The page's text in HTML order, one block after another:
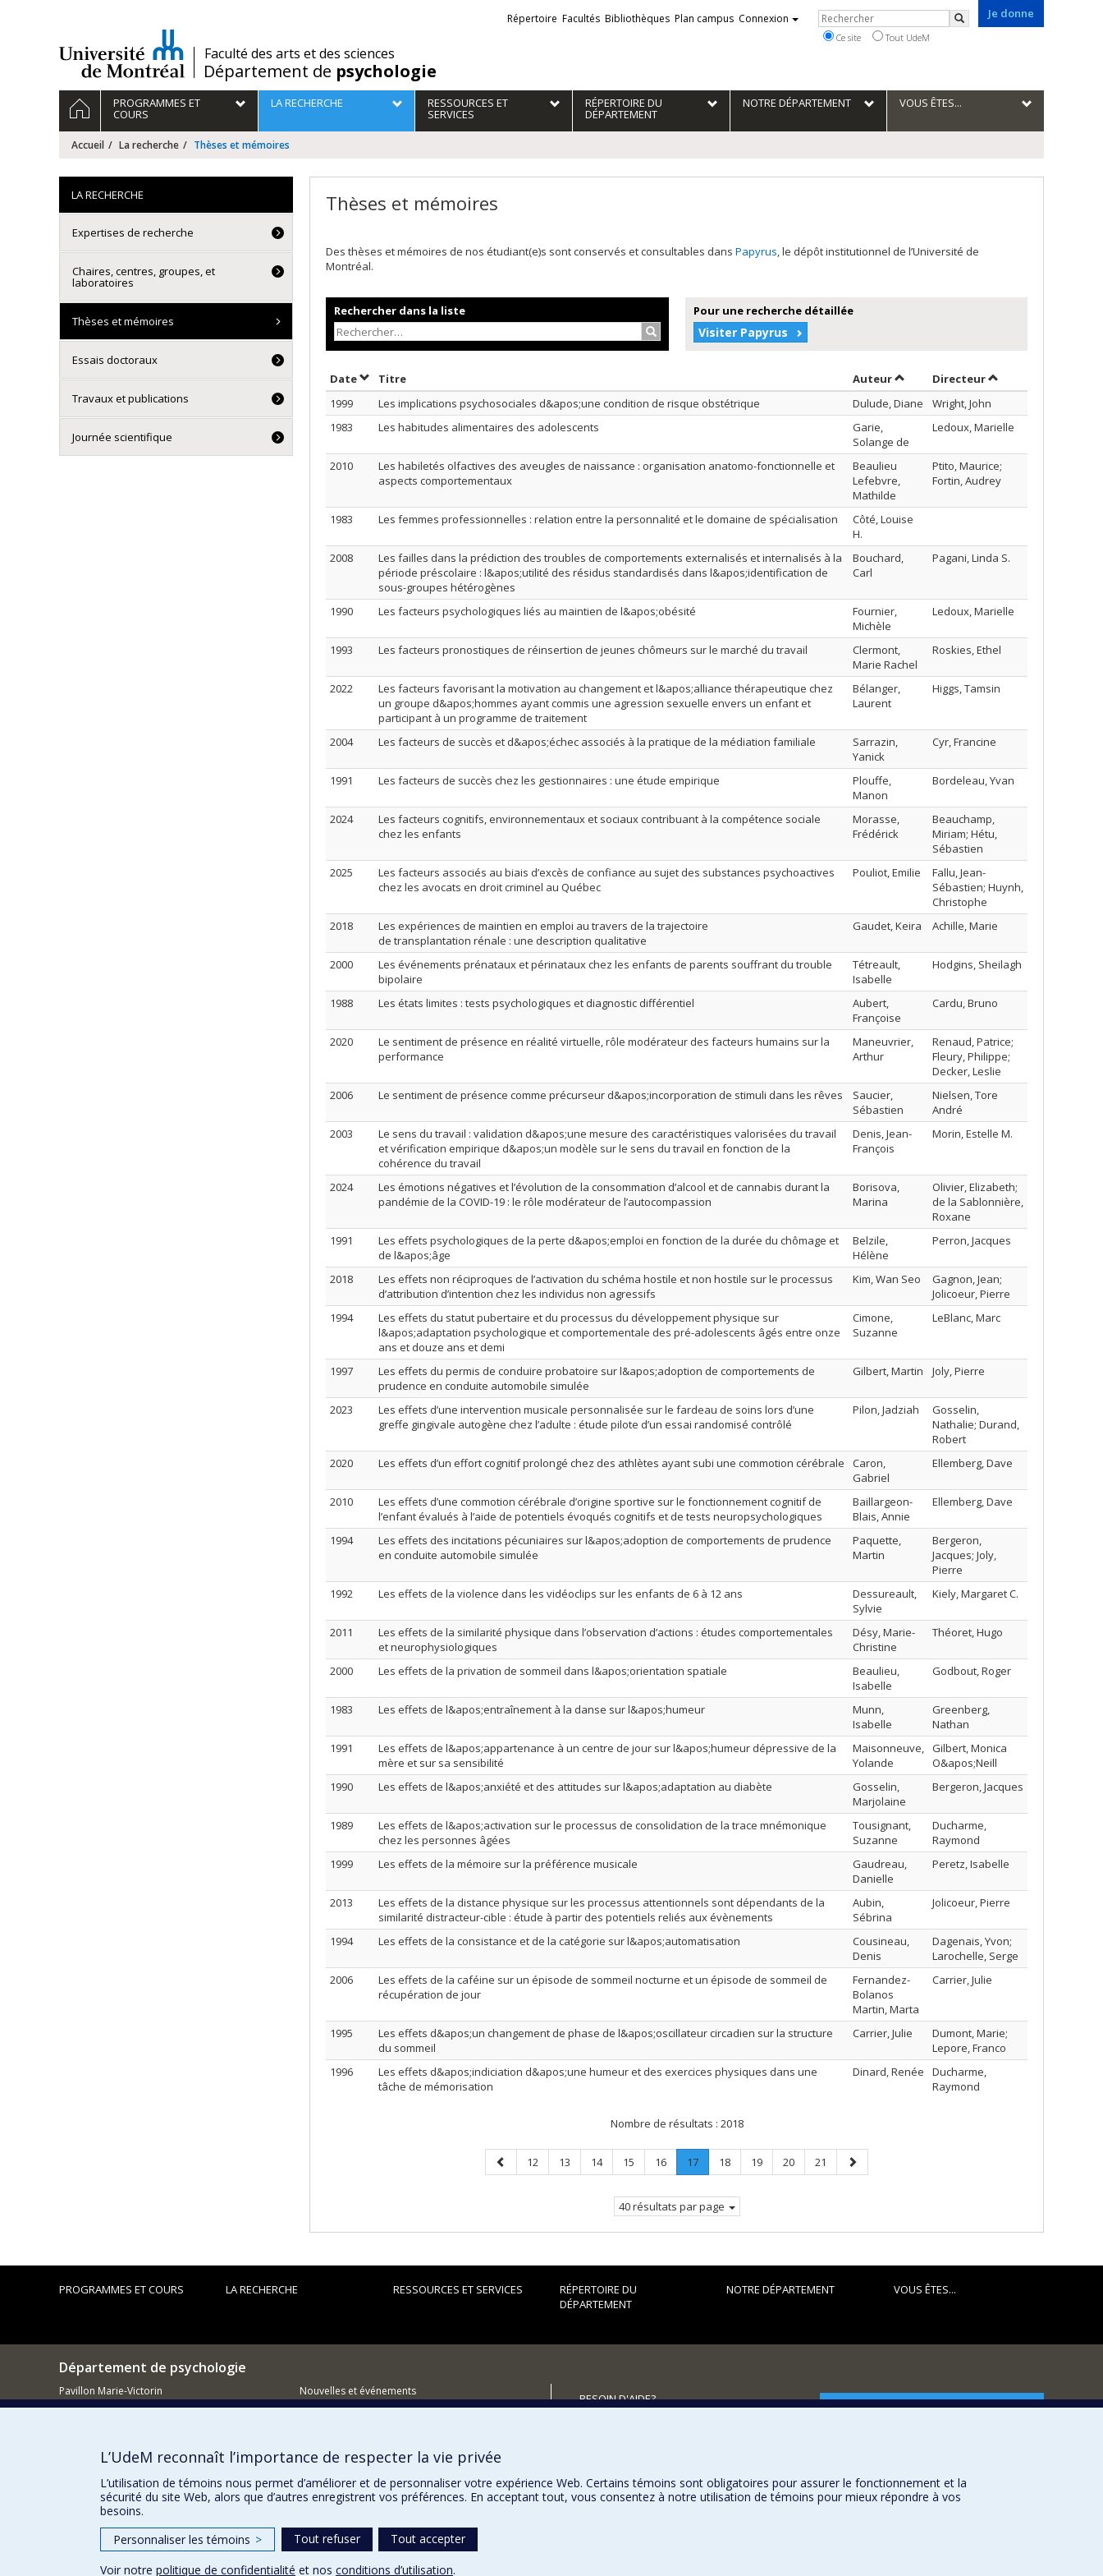
/Faculté des arts et des sciences
Département de psychologie
Je donne
Liens
externes
Répertoire Facultés Bibliothèques Plan campus Connexion Rechercher
Rechercher
Ce site Tout UdeM
Navigation
principale
ACCUEILPROGRAMMES ET
COURS
LA RECHERCHE RESSOURCES ET
SERVICES
RÉPERTOIRE DU
DÉPARTEMENT
NOTRE DÉPARTEMENT VOUS ÊTES...
Accueil La recherche Thèses et mémoires
Thèses et mémoires
Des thèses et mémoires de nos étudiant(e)s sont conservés et consultables dans Papyrus, le dépôt institutionnel de l’Université de
Montréal.
Rechercher dans la liste
Rechercher…
Pour une recherche détaillée
Visiter Papyrus
DateTrier par date en ordre décroissant
Titre AuteurTrier par auteur en ordre décroissant
Directeurpar contributeur en
1999
Les implications psychosociales d&apos;une condition de risque obstétrique Dulude, Diane
Wright, John
1983
Les habitudes alimentaires des adolescents
Garie,
Solange de
Ledoux, Marielle
2010
Les habiletés olfactives des aveugles de naissance : organisation anatomo-fonctionnelle et
aspects comportementaux
Beaulieu
Lefebvre,
Mathilde
Ptito, Maurice;
Fortin, Audrey
1983 Les femmes professionnelles : relation entre la personnalité et le domaine de spécialisation
Côté, Louise
H.
2008
Les failles dans la prédiction des troubles de comportements externalisés et internalisés à la
période préscolaire : l&apos;utilité des résidus standardisés dans l&apos;identification de
sous-groupes hétérogènes
Bouchard,
Carl
Pagani, Linda S.
1990 Les facteurs psychologiques liés au maintien de l&apos;obésité
Fournier,
Michèle
Ledoux, Marielle
1993 Les facteurs pronostiques de réinsertion de jeunes chômeurs sur le marché du travail
Clermont,
Marie Rachel
Roskies, Ethel
2022
Les facteurs favorisant la motivation au changement et l&apos;alliance thérapeutique chez
un groupe d&apos;hommes ayant commis une agression sexuelle envers un enfant et
participant à un programme de traitement
Bélanger,
Laurent
Higgs, Tamsin
2004 Les facteurs de succès et d&apos;échec associés à la pratique de la médiation familiale
Sarrazin,
Yanick
Cyr, Francine
1991 Les facteurs de succès chez les gestionnaires : une étude empirique
Plouffe,
Manon
Bordeleau, Yvan
2024
Les facteurs cognitifs, environnementaux et sociaux contribuant à la compétence sociale
chez les enfants
Morasse,
Frédérick
Beauchamp,
Miriam; Hétu,
Sébastien
2025
Les facteurs associés au biais d’excès de confiance au sujet des substances psychoactives
chez les avocats en droit criminel au Québec
Pouliot, Emilie
Fallu, Jean-
Sébastien; Huynh,
Christophe
2018
Les expériences de maintien en emploi au travers de la trajectoire
de transplantation rénale : une description qualitative
Gaudet, Keira Achille, Marie
2000
Les événements prénataux et périnataux chez les enfants de parents souffrant du trouble
bipolaire
Tétreault,
Isabelle
Hodgins, Sheilagh
1988 Les états limites : tests psychologiques et diagnostic différentiel
Aubert,
Françoise
Cardu, Bruno
2020
Le sentiment de présence en réalité virtuelle, rôle modérateur des facteurs humains sur la
performance
Maneuvrier,
Arthur
Renaud, Patrice;
Fleury, Philippe;
Decker, Leslie
2006
Le sentiment de présence comme précurseur d&apos;incorporation de stimuli dans les rêves
Saucier,
Sébastien
Nielsen, Tore
André
2003
Le sens du travail : validation d&apos;une mesure des caractéristiques valorisées du travail
et vérification empirique d&apos;un modèle sur le sens du travail en fonction de la
cohérence du travail
Denis, Jean-
François
Morin, Estelle M.
2024
Les émotions négatives et l’évolution de la consommation d’alcool et de cannabis durant la
pandémie de la COVID-19 : le rôle modérateur de l’autocompassion
Borisova,
Marina
Olivier, Elizabeth;
de la Sablonnière,
Roxane
1991
Les effets psychologiques de la perte d&apos;emploi en fonction de la durée du chômage et
de l&apos;âge
Belzile,
Hélène
Perron, Jacques
2018
Les effets non réciproques de l’activation du schéma hostile et non hostile sur le processus
d’attribution d’intention chez les individus non agressifs
Kim, Wan Seo
Gagnon, Jean;
Jolicoeur, Pierre
1994
Les effets du statut pubertaire et du processus du développement physique sur
l&apos;adaptation psychologique et comportementale des pré-adolescents âgés entre onze
ans et douze ans et demi
Cimone,
Suzanne
LeBlanc, Marc
1997
Les effets du permis de conduire probatoire sur l&apos;adoption de comportements de
prudence en conduite automobile simulée
Gilbert, Martin Joly, Pierre
2023
Les effets d’une intervention musicale personnalisée sur le fardeau de soins lors d’une
greffe gingivale autogène chez l’adulte : étude pilote d’un essai randomisé contrôlé
Pilon, Jadziah
Gosselin,
Nathalie; Durand,
Robert
2020
Les effets d’un effort cognitif prolongé chez des athlètes ayant subi une commotion cérébrale
Caron,
Gabriel
Ellemberg, Dave
2010
Les effets d’une commotion cérébrale d’origine sportive sur le fonctionnement cognitif de
l’enfant évalués à l’aide de potentiels évoqués cognitifs et de tests neuropsychologiques
Baillargeon-
Blais, Annie
Ellemberg, Dave
1994
Les effets des incitations pécuniaires sur l&apos;adoption de comportements de prudence
en conduite automobile simulée
Paquette,
Martin
Bergeron,
Jacques; Joly,
Pierre
1992
Les effets de la violence dans les vidéoclips sur les enfants de 6 à 12 ans
Dessureault,
Sylvie
Kiely, Margaret C.
2011
Les effets de la similarité physique dans l’observation d’actions : études comportementales
et neurophysiologiques
Désy, Marie-
Christine
Théoret, Hugo
2000 Les effets de la privation de sommeil dans l&apos;orientation spatiale
Beaulieu,
Isabelle
Godbout, Roger
1983 Les effets de l&apos;entraînement à la danse sur l&apos;humeur
Munn,
Isabelle
Greenberg,
Nathan
1991
Les effets de l&apos;appartenance à un centre de jour sur l&apos;humeur dépressive de la
mère et sur sa sensibilité
Maisonneuve,
Yolande
Gilbert, Monica
O&apos;Neill
1990
Les effets de l&apos;anxiété et des attitudes sur l&apos;adaptation au diabète
Gosselin,
Marjolaine
Bergeron, Jacques
1989
Les effets de l&apos;activation sur le processus de consolidation de la trace mnémonique
chez les personnes âgées
Tousignant,
Suzanne
Ducharme,
Raymond
1999
Les effets de la mémoire sur la préférence musicale
Gaudreau,
Danielle
Peretz, Isabelle
2013
Les effets de la distance physique sur les processus attentionnels sont dépendants de la
similarité distracteur-cible : étude à partir des potentiels reliés aux évènements
Aubin,
Sébrina
Jolicoeur, Pierre
1994 Les effets de la consistance et de la catégorie sur l&apos;automatisation
Cousineau,
Denis
Dagenais, Yvon;
Larochelle, Serge
2006
Les effets de la caféine sur un épisode de sommeil nocturne et un épisode de sommeil de
récupération de jour
Fernandez-
Bolanos
Martin, Marta
Carrier, Julie
1995
Les effets d&apos;un changement de phase de l&apos;oscillateur circadien sur la structure
du sommeil
Carrier, Julie
Dumont, Marie;
Lepore, Franco
1996
Les effets d&apos;indiciation d&apos;une humeur et des exercices physiques dans une
tâche de mémorisation
Dinard, Renée
Ducharme,
Raymond
Nombre de résultats : 2018
Page
précédente
Page
12 Page
13 Page
14 Page
15 Page
16 Page
17.
Page
Page
18 Page
19 Page
20 Page
21
Page
suivante
40 résultats par page
LA RECHERCHE
Expertises de recherche
Chaires, centres, groupes, et
laboratoires
Thèses et mémoires
Essais doctoraux
Travaux et publications
Journée scientifique
PROGRAMMES ET COURS LA RECHERCHE RESSOURCES ET SERVICES
RÉPERTOIRE DU
DÉPARTEMENT
NOTRE DÉPARTEMENT VOUS ÊTES...
Département de psychologie
Pavillon Marie-Victorin
90, avenue Vincent d'Indy
514 343-6972
Nouvelles et événements
BESOIN D'AIDE?
FACULTÉ DES ARTS ET DES SCIENCES
Nos programmes et cours
L’UdeM reconnaît l’importance de respecter la vie privée
L’utilisation de témoins nous permet d’améliorer et de personnaliser votre expérience Web. Certains témoins sont obligatoires pour assurer le fonctionnement et la
sécurité du site Web, alors que d’autres enregistrent vos préférences. En acceptant tout, vous consentez à notre utilisation de témoins pour mieux répondre à vos
besoins.
Personnaliser les témoins > Tout refuser
Tout accepter
Voir notre politique de confidentialité et nos conditions d’utilisation.